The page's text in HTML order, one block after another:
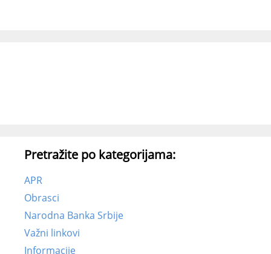
Pretražite po kategorijama:
APR
Obrasci
Narodna Banka Srbije
Važni linkovi
Informacije